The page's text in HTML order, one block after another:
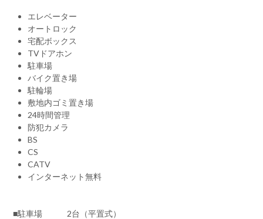
エレベーター
オートロック
宅配ボックス
TVドアホン
駐車場
バイク置き場
駐輪場
敷地内ゴミ置き場
24時間管理
防犯カメラ
BS
CS
CATV
インターネット無料
■駐車場 2台（平置式）